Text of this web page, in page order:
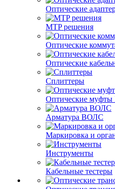
Оптические
MTP решения
Оптические
Оптические
Сплиттеры
Оптические
Арматура ВОЛС
Маркировка и
Инструменты
Кабельные тестеры